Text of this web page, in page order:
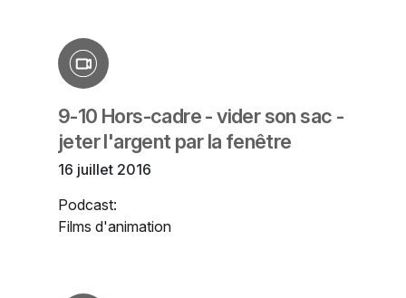
9-10 Hors-cadre - vider son sac -
jeter l'argent par la fenêtre
16 juillet 2016
Podcast:
Films d'animation